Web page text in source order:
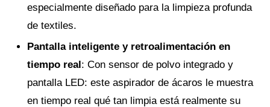
especialmente diseñado para la limpieza profunda
de textiles.
Pantalla inteligente y retroalimentación en
tiempo real: Con sensor de polvo integrado y
pantalla LED: este aspirador de ácaros le muestra
en tiempo real qué tan limpia está realmente su